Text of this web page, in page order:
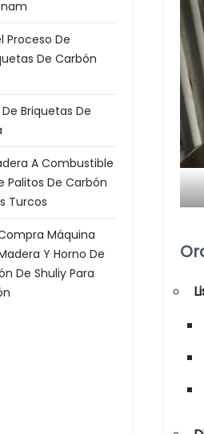
Proceso De
De Carbón
Briquetas De
A Combustible
Palitos De Carbón
Turcos
Máquina
Y Horno De
De Shuliy Para